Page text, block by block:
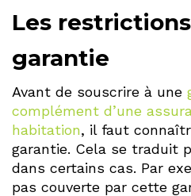
Les
garantie
Avant de souscrire à une
complément d’une
habitation, il faut
garantie. Cela se traduit
dans certains cas. Par
pas couverte par cette